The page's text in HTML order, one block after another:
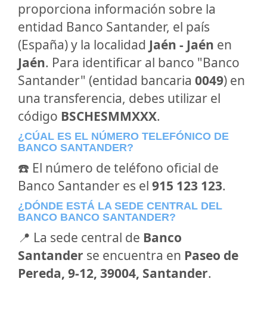
proporciona información sobre la
entidad Banco Santander, el país
(España) y la localidad Jaén - Jaén en
Jaén. Para identificar al banco "Banco
Santander" (entidad bancaria 0049) en
una transferencia, debes utilizar el
código BSCHESMMXXX.
¿CÚAL ES EL NÚMERO TELEFÓNICO DE
BANCO SANTANDER?
☎️ El número de teléfono oficial de
Banco Santander es el 915 123 123.
¿DÓNDE ESTÁ LA SEDE CENTRAL DEL
BANCO BANCO SANTANDER?
📍 La sede central de Banco
Santander se encuentra en Paseo de
Pereda, 9-12, 39004, Santander.